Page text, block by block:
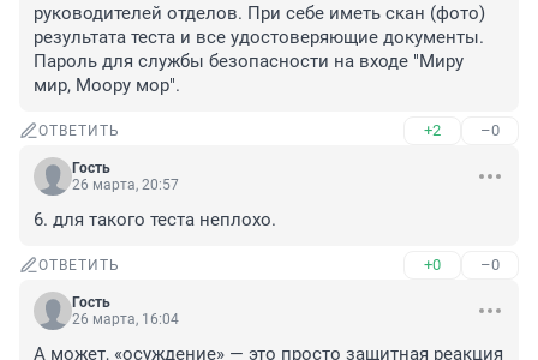
руководителей отделов. При себе иметь скан (фото)
результата теста и все удостоверяющие документы.
Пароль для службы безопасности на входе "Миру
мир, Моору мор".
ОТВЕТИТЬ +2 –0
Гость
26 марта, 20:57
6. для такого теста неплохо.
ОТВЕТИТЬ +0 –0
Гость
26 марта, 16:04
А может, «осуждение» — это просто защитная реакция